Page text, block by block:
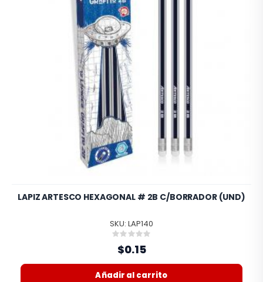
LAPIZ ARTESCO HEXAGONAL # 2B C/BORRADOR (UND)
SKU: LAP140
Rating:
0%
$0.15
Añadir al carrito